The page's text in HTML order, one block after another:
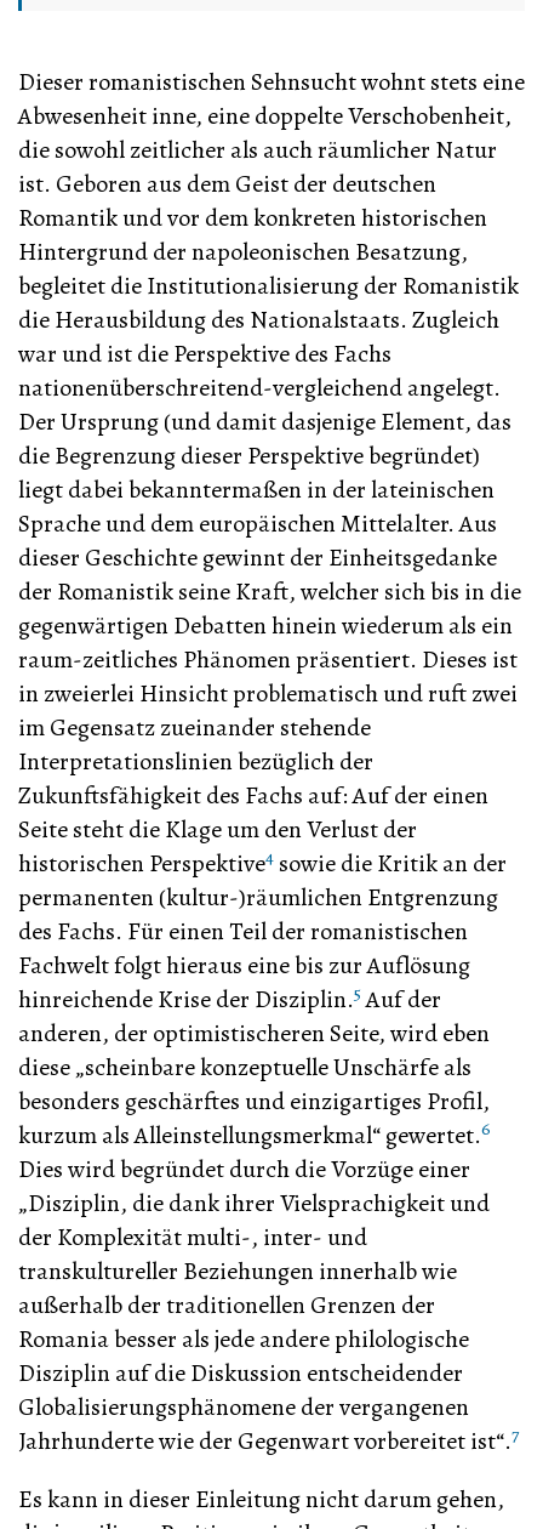
Dieser romanistischen Sehnsucht wohnt stets eine
Abwesenheit inne, eine doppelte Verschobenheit,
die sowohl zeitlicher als auch räumlicher Natur
ist. Geboren aus dem Geist der deutschen
Romantik und vor dem konkreten historischen
Hintergrund der napoleonischen Besatzung,
begleitet die Institutionalisierung der Romanistik
die Herausbildung des Nationalstaats. Zugleich
war und ist die Perspektive des Fachs
nationenüberschreitend-vergleichend angelegt.
Der Ursprung (und damit dasjenige Element, das
die Begrenzung dieser Perspektive begründet)
liegt dabei bekanntermaßen in der lateinischen
Sprache und dem europäischen Mittelalter. Aus
dieser Geschichte gewinnt der Einheitsgedanke
der Romanistik seine Kraft, welcher sich bis in die
gegenwärtigen Debatten hinein wiederum als ein
raum-zeitliches Phänomen präsentiert. Dieses ist
in zweierlei Hinsicht problematisch und ruft zwei
im Gegensatz zueinander stehende
Interpretationslinien bezüglich der
Zukunftsfähigkeit des Fachs auf: Auf der einen
Seite steht die Klage um den Verlust der
historischen Perspektive4 sowie die Kritik an der
permanenten (kultur-)räumlichen Entgrenzung
des Fachs. Für einen Teil der romanistischen
Fachwelt folgt hieraus eine bis zur Auflösung
hinreichende Krise der Disziplin.5Auf der
anderen, der optimistischeren Seite, wird eben
diese „scheinbare konzeptuelle Unschärfe als
besonders geschärftes und einzigartiges Profil,
kurzum als Alleinstellungsmerkmal“ gewertet.6
Dies wird begründet durch die Vorzüge einer
„Disziplin, die dank ihrer Vielsprachigkeit und
der Komplexität multi-, inter- und
transkultureller Beziehungen innerhalb wie
außerhalb der traditionellen Grenzen der
Romania besser als jede andere philologische
Disziplin auf die Diskussion entscheidender
Globalisierungsphänomene der vergangenen
Jahrhunderte wie der Gegenwart vorbereitet ist“.7
Es kann in dieser Einleitung nicht darum gehen,